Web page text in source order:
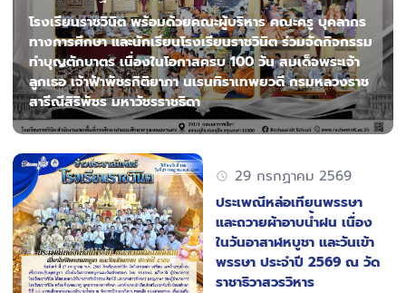
โรงเรียนราชวินิต พร้อมด้วยคณะผู้บริหาร คณะครู บุคลากร
ทางการศึกษา และนักเรียนโรงเรียนราชวินิต ร่วมจัดกิจกรรม
ทำบุญตักบาตร เนื่องในโอกาสครบ 100 วัน สมเด็จพระเจ้า
ลูกเธอ เจ้าฟ้าพัชรกิติยาภา นเรนทิราเทพยวดี กรมหลวงราช
สารีณีสิริพัชร มหาวัชรราชธิดา
29 กรกฏาคม 2569
ประเพณีหล่อเทียนพรรษา
และถวายผ้าอาบน้ำฝน เนื่อง
ในวันอาสาฬหบูชา และวันเข้า
พรรษา ประจำปี 2569 ณ วัด
ราชาธิวาสวรวิหาร